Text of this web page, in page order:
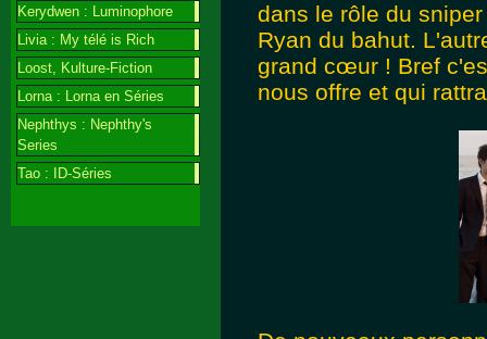
Kerydwen : Luminophore
Livia : My télé is Rich
Loost, Kulture-Fiction
Lorna : Lorna en Séries
Nephthys : Nephthy's
Series
Tao : ID-Séries
dans le rôle du
Ryan du bahut.
grand cœur ! Bref
nous offre et qui